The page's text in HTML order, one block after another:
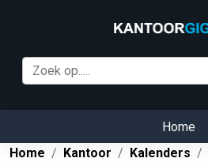
Home
Home
Kantoor Kalenders